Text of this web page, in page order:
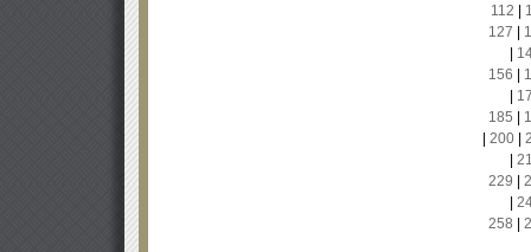
112
127
156
185
200|
229
258